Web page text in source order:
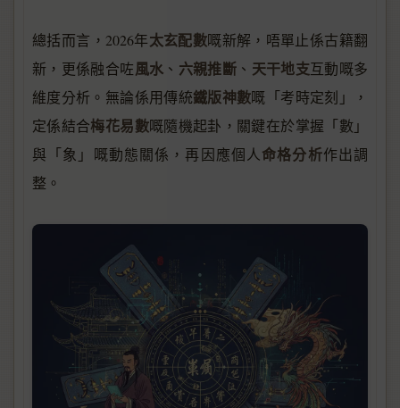
總括而言，2026年太玄配數嘅新解，唔單止係古籍翻
新，更係融合咗風水 、 六親推斷 、 天干地支互動嘅多
維度分析。無論係用傳統鐵版神數嘅「考時定刻」，
定係結合梅花易數嘅隨機起卦，關鍵在於掌握「數」
與「象」嘅動態關係，再因應個人 命格分析作出調
整。